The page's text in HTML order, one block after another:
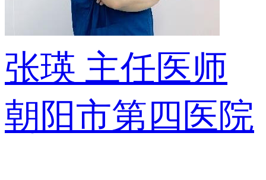
张瑛 主任医师
朝阳市第四医院